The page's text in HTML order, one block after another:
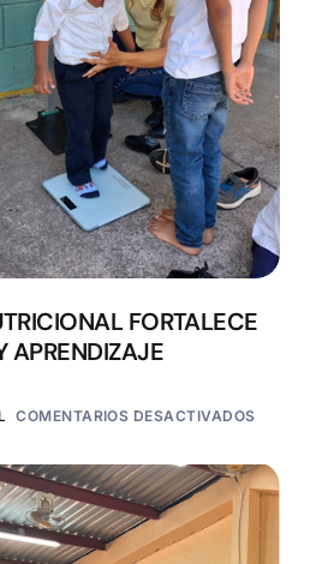
FORTALECE
APRENDIZAJE
COMENTARIOS DESACTIVADOS